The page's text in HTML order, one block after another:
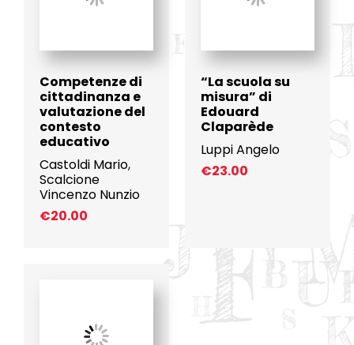
Competenze di
cittadinanza e
valutazione del
contesto
educativo
Castoldi Mario,
Scalcione
Vincenzo Nunzio
€20.00
“La scuola su
misura” di
Edouard
Claparède
Luppi Angelo
€23.00